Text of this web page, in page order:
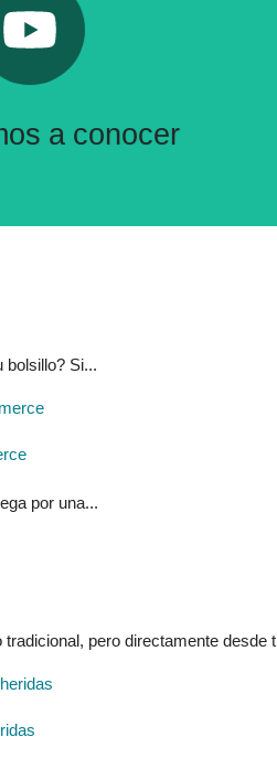
a conocer
Pulsa aquí
bolsillo? Si...
por una...
pero directamente desde